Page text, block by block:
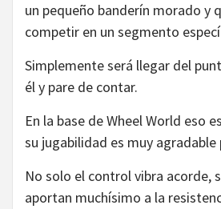
un pequeño banderín morado y
competir en un segmento
Simplemente será llegar del
él y pare de contar.
En la base de Wheel World eso
su jugabilidad es muy agradable
No solo el control vibra acorde,
aportan muchísimo a la